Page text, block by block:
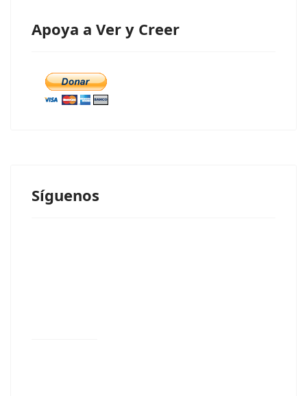
Apoya a Ver y Creer
Síguenos